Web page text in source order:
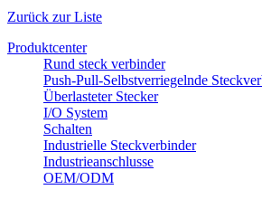
Zurück zur Liste
Produktcenter
Rund steck verbinder
Push-Pull-Selbstverriegelnde
Überlasteter Stecker
I/O System
Schalten
Industrielle Steckverbinder
Industrieanschlusse
OEM/ODM